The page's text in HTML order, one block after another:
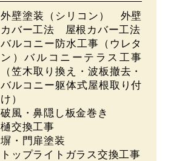
外壁塗装（シリコン） 外壁
カバー工法 屋根カバー工法
バルコニー防水工事（ウレタ
ン）バルコニーテラス工事
（笠木取り換え・波板撤去・
バルコニー躯体式屋根取り付
け）
破風・鼻隠し板金巻き
樋交換工事
塀・門扉塗装
トップライトガラス交換工事